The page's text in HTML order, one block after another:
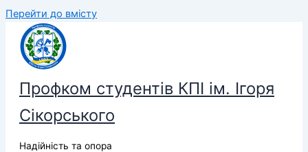
Перейти до вмісту
Профком студентів КПІ ім. Ігоря
Сікорського
Надійність та опора